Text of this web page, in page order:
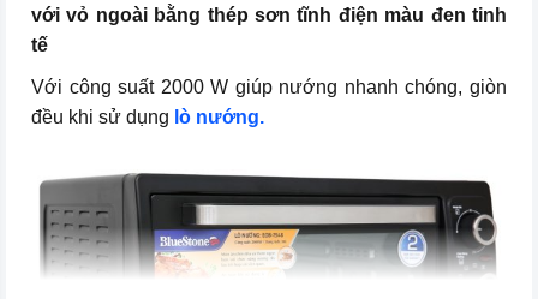
với vỏ ngoài bằng thép sơn tĩnh điện màu đen tinh
tế
Với công suất 2000 W giúp nướng nhanh chóng, giòn
đều khi sử dụng lò nướng.